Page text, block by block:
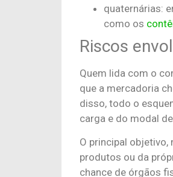
quaternárias:
como os
Riscos
Quem lida com o
que a mercadoria
disso, todo o
carga e do modal
O principal objetivo,
produtos ou da
chance de órgãos